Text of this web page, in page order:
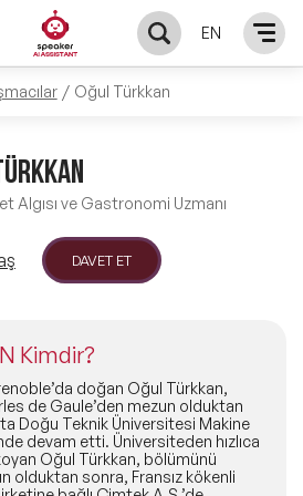
EN
Konuşmacılar
Oğul Türkkan
Algısı ve Gastronomi Uzmanı
DAVET ET
Kimdir?
doğan Oğul Türkkan,
de Gaule’den mezun olduktan
Doğu Teknik Üniversitesi Makine
devam etti. Üniversiteden hızlıca
Oğul Türkkan, bölümünü
olduktan sonra, Fransız kökenli